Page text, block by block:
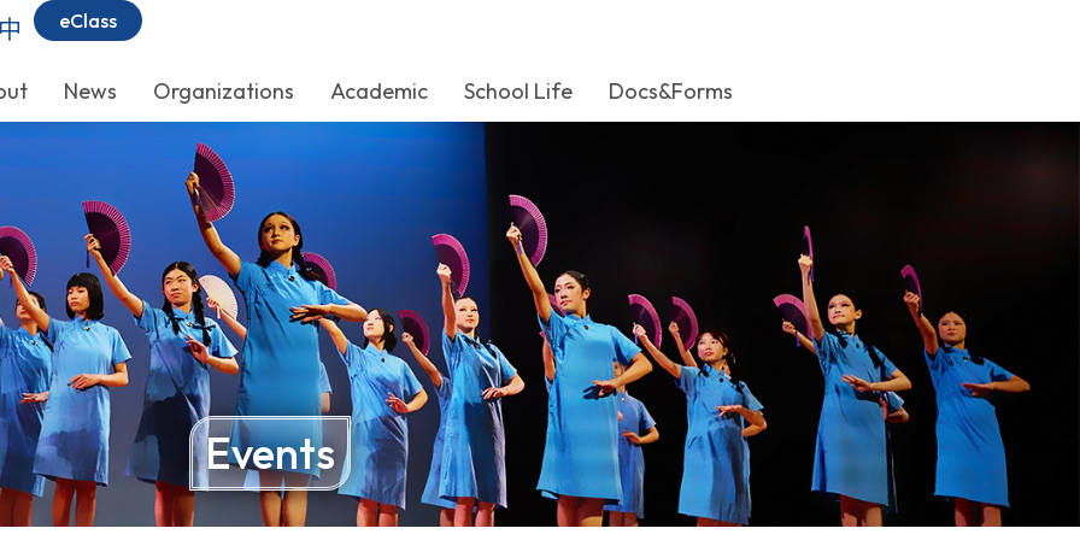
eClass
News Organizations Academic School Life Docs&Forms
Events